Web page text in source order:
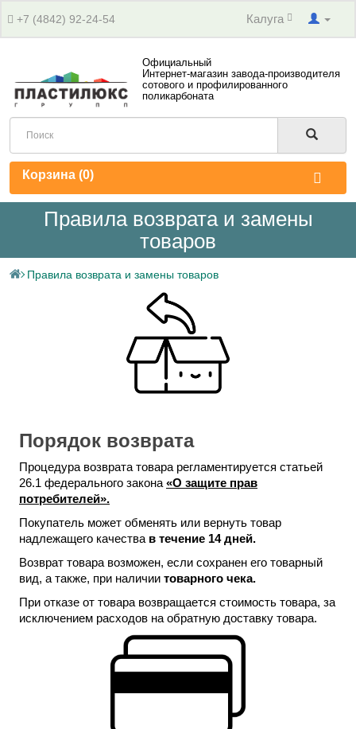
+7 (4842) 92-24-54 Калуга
Официальный
Интернет-магазин завода-производителя
сотового и профилированного
поликарбоната
Корзина (0)
Правила возврата и замены
товаров
Правила возврата и замены товаров
Порядок возврата
Процедура возврата товара регламентируется статьей
26.1 федерального закона «О защите прав
потребителей».
Покупатель может обменять или вернуть товар
надлежащего качества в течение 14 дней.
Возврат товара возможен, если сохранен его товарный
вид, а также, при наличии товарного чека.
При отказе от товара возвращается стоимость товара, за
исключением расходов на обратную доставку товара.